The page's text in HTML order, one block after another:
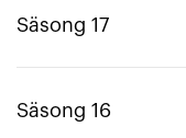
Säsong 17
Säsong 16